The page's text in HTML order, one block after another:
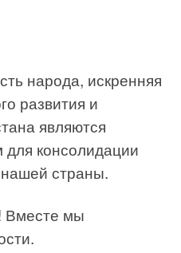
народа, искренняя
развития и
являются
консолидации
страны.
Вместе мы